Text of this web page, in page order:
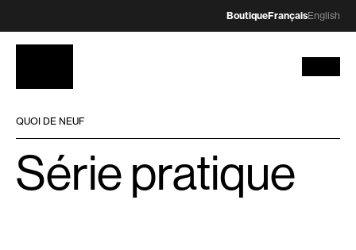
BoutiqueFrançaisEnglish
QUOI DE NEUF
Série pratique